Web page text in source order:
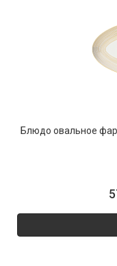
Блюдо овальное